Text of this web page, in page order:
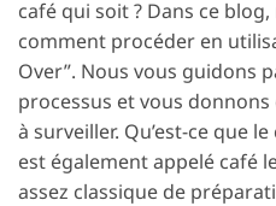
café qui soit ? Dans ce
comment procéder en
Over”. Nous vous guidons
processus et vous
à surveiller. Qu’est-ce que
est également appelé café
assez classique de